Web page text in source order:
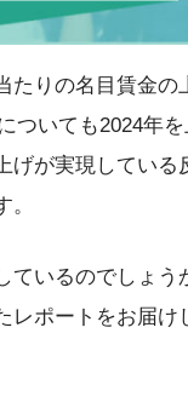
たりの名目賃金
ついても2024年
が実現している
いるのでしょう
ポートをお届け